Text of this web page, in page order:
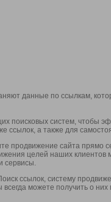
данные по ссылкам,
поисковых систем, чтобы
а также для
продвижение сайта прямо
целей наших клиентов
сервисы.
ссылок, систему
всегда можете получить о